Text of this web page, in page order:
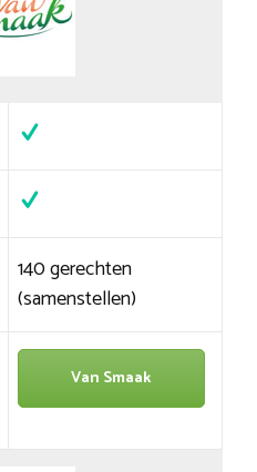
140 gerechten
(samenstellen)
Van Smaak